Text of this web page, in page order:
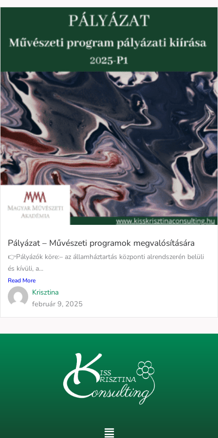
Pályázat – Művészeti programok megvalósítására
👉Pályázók köre:– az államháztartás központi alrendszerén belüli
és kívüli, a...
Read More
Krisztina
február 9, 2025
Menu